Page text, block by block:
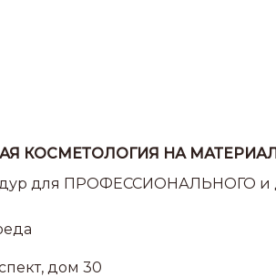
КОСМЕТОЛОГИЯ НА
для ПРОФЕССИОНАЛЬНОГО и
дом 30